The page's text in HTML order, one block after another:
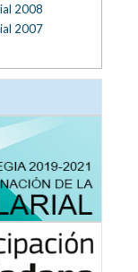
2008
2007